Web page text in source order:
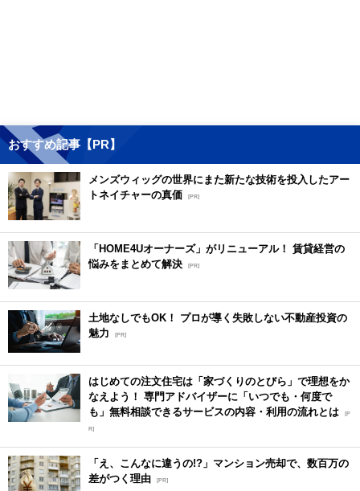
おすすめ記事【PR】
メンズウィッグの世界にまた新たな技術を投入したアー
トネイチャーの真価
[PR]
「HOME4Uオーナーズ」がリニューアル！ 賃貸経営の
悩みをまとめて解決 [PR]
土地なしでもOK！ プロが導く失敗しない不動産投資の
魅力
[PR]
はじめての注文住宅は「家づくりのとびら」で理想をか
なえよう！ 専門アドバイザーに「いつでも・何度で
も」無料相談できるサービスの内容・利用の流れとは [P
R]
「え、こんなに違うの!?」マンション売却で、数百万の
差がつく理由 [PR]